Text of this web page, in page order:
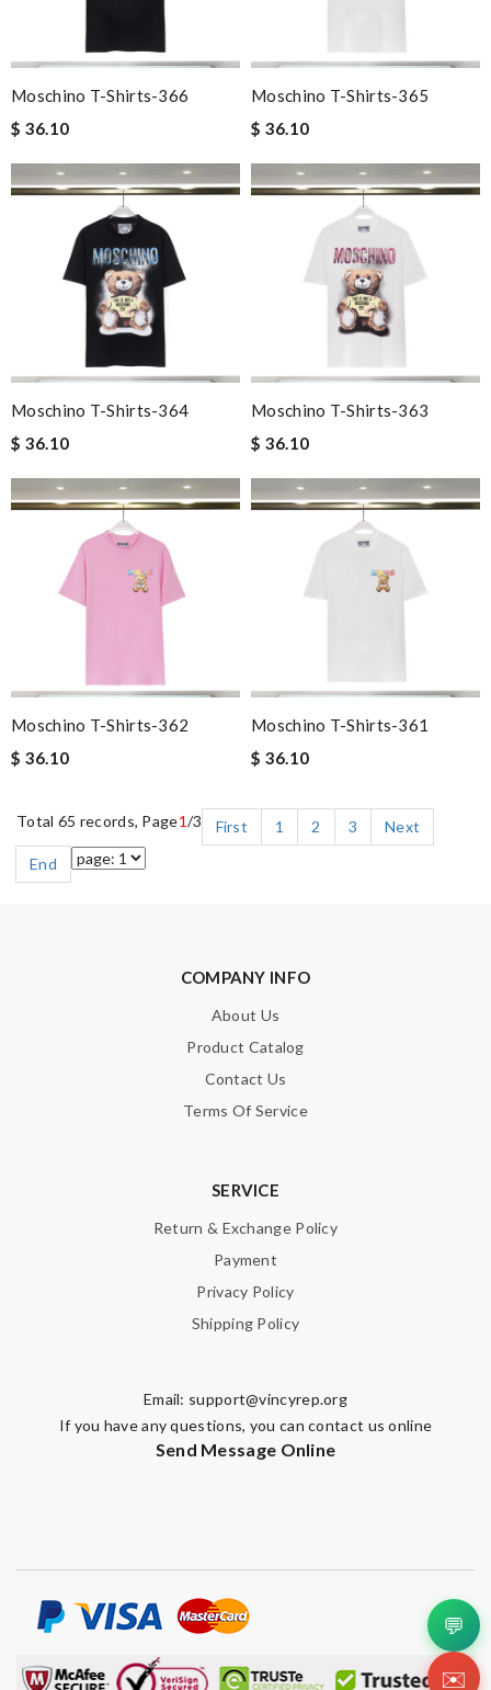
Moschino T-Shirts-366
$ 36.10
Moschino T-Shirts-365
$ 36.10
Moschino T-Shirts-364
$ 36.10
Moschino T-Shirts-363
$ 36.10
Moschino T-Shirts-362
$ 36.10
Moschino T-Shirts-361
$ 36.10
Total 65 records, Page1/3 First 1 2 3
Next
End
COMPANY INFO
About Us
Product Catalog
Contact Us
Terms Of Service
SERVICE
Return & Exchange Policy
Payment
Privacy Policy
Shipping Policy
Email: support@vincyrep.org
If you have any questions, you can contact us online
Send Message Online
💬
✉️